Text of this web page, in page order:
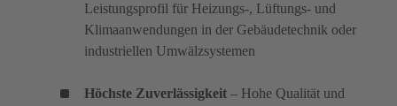
Leistungsprofil für Heizungs-, Lüftungs- und
Klimaanwendungen in der Gebäudetechnik oder
industriellen Umwälzsystemen
Höchste Zuverlässigkeit – Hohe Qualität und